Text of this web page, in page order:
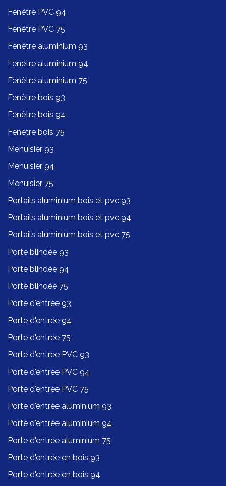
Fenêtre PVC 94
Fenêtre PVC 75
Fenêtre aluminium 93
Fenêtre aluminium 94
Fenêtre aluminium 75
Fenêtre bois 93
Fenêtre bois 94
Fenêtre bois 75
Menuisier 93
Menuisier 94
Menuisier 75
Portails aluminium bois et pvc 93
Portails aluminium bois et pvc 94
Portails aluminium bois et pvc 75
Porte blindée 93
Porte blindée 94
Porte blindée 75
Porte d'entrée 93
Porte d'entrée 94
Porte d'entrée 75
Porte d'entrée PVC 93
Porte d'entrée PVC 94
Porte d'entrée PVC 75
Porte d'entrée aluminium 93
Porte d'entrée aluminium 94
Porte d'entrée aluminium 75
Porte d'entrée en bois 93
Porte d'entrée en bois 94